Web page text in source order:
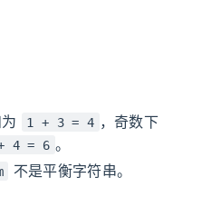
1 + 3 = 4 ，奇数下
4 = 6 。
不是平衡字符串。